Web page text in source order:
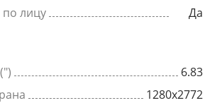
по лицу
Да
6.83
1280x2772